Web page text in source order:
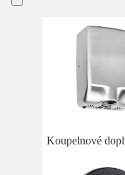
Koupelnové